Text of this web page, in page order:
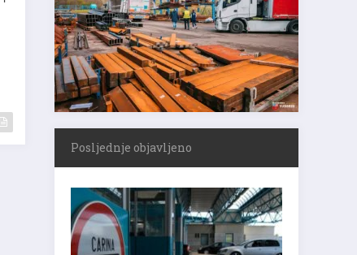
Posljednje objavljeno